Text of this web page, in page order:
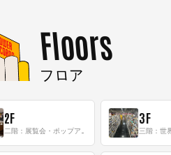
Floors
フロア
2F 3F